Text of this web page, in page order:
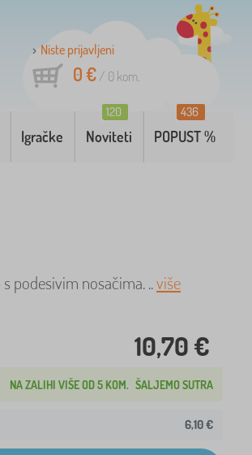
Niste prijavljeni
0 €/ 0 kom.
Igračke Noviteti
120
POPUST %
436
podesivim nosačima. ..više
10,70 €
NA ZALIHI VIŠE OD 5 KOM. ŠALJEMO SUTRA
6,10 €